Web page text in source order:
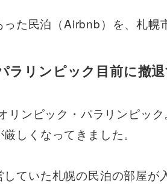
た民泊（Airbnb）を、札幌
ラリンピック目前に撤
リンピック・パラリンピッ
しくなってきました。
ていた札幌の民泊の部屋